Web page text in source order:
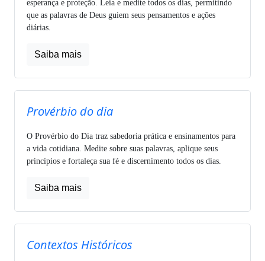
esperança e proteção. Leia e medite todos os dias, permitindo
que as palavras de Deus guiem seus pensamentos e ações
diárias.
Saiba mais
Provérbio do dia
O Provérbio do Dia traz sabedoria prática e ensinamentos para
a vida cotidiana. Medite sobre suas palavras, aplique seus
princípios e fortaleça sua fé e discernimento todos os dias.
Saiba mais
Contextos Históricos